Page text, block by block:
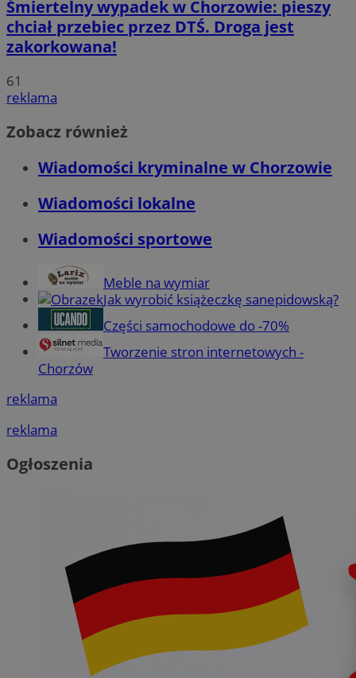
Śmiertelny wypadek w Chorzowie: pieszy
chciał przebiec przez DTŚ. Droga jest
zakorkowana!
61
reklama
Zobacz również
Wiadomości kryminalne w Chorzowie
Wiadomości lokalne
Wiadomości sportowe
Meble na wymiar
Jak wyrobić książeczkę sanepidowską?
Części samochodowe do -70%
Tworzenie stron internetowych -
Chorzów
reklama
reklama
Ogłoszenia